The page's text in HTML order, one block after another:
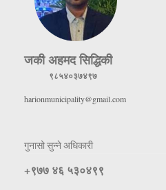
जकी अहमद सिद्धिकी
९८५४०३७४९७
harionmunicipality@gmail.com
गुनासो सुन्ने अधिकारी
+९७७ ४६ ५३०४९९